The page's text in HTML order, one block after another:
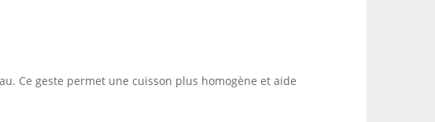
Ce geste permet une cuisson plus homogène et aide